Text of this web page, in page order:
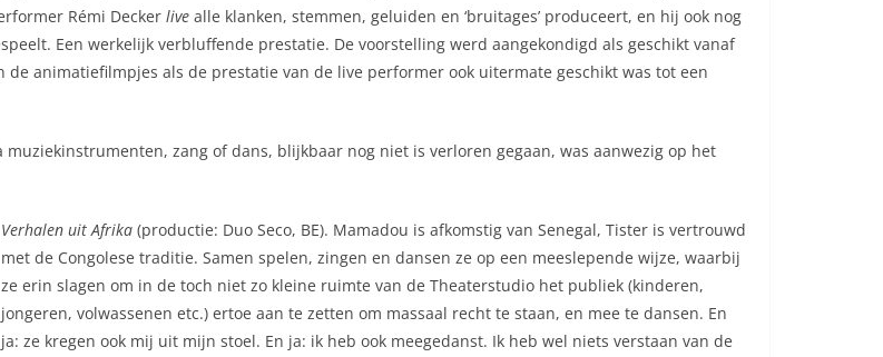
Rémi Decker live alle klanken, stemmen, geluiden en ‘bruitages’ produceert, en hij ook nog
Een werkelijk verbluffende prestatie. De voorstelling werd aangekondigd als geschikt vanaf
animatiefilmpjes als de prestatie van de live performer ook uitermate geschikt was tot een
zang of dans, blijkbaar nog niet is verloren gegaan, was aanwezig op het
Verhalen uit Afrika (productie: Duo Seco, BE). Mamadou is afkomstig van Senegal, Tister is vertrouwd
met de Congolese traditie. Samen spelen, zingen en dansen ze op een meeslepende wijze, waarbij
ze erin slagen om in de toch niet zo kleine ruimte van de Theaterstudio het publiek (kinderen,
jongeren, volwassenen etc.) ertoe aan te zetten om massaal recht te staan, en mee te dansen. En
ja: ze kregen ook mij uit mijn stoel. En ja: ik heb ook meegedanst. Ik heb wel niets verstaan van de